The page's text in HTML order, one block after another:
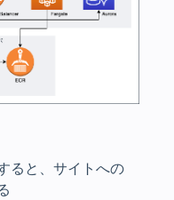
ると、サイトへの